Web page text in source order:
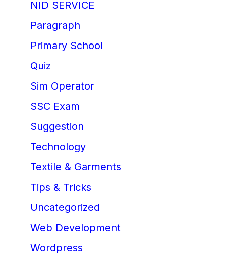
NID SERVICE
Paragraph
Primary School
Quiz
Sim Operator
SSC Exam
Suggestion
Technology
Textile & Garments
Tips & Tricks
Uncategorized
Web Development
Wordpress